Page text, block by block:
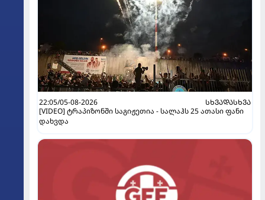
22:05/05-08-2026
ᲡᲮᲕᲐᲓᲐᲡᲮᲕᲐ
[VIDEO] ტრაპიზონში საგიჟეთია - სალაჰს 25 ათასი ფანი
დახვდა